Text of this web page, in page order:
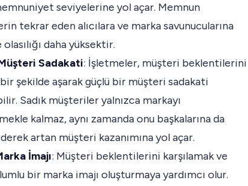
seviyelerine yol açar. Memnun
tekrar eden alıcılara ve marka savunucularına
daha yüksektir.
Sadakati: İşletmeler, müşteri beklentilerini
şekilde aşarak güçlü bir müşteri sadakati
Sadık müşteriler yalnızca markayı
kalmaz, aynı zamanda onu başkalarına da
artan müşteri kazanımına yol açar.
İmajı: Müşteri beklentilerini karşılamak ve
bir marka imajı oluşturmaya yardımcı olur.